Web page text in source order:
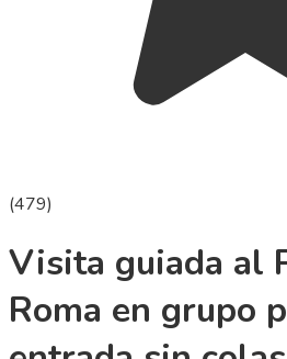
(479)
Visita guiada al
Roma en grupo